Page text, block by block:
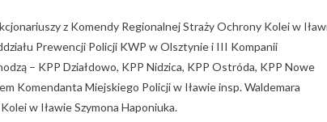
z Komendy Regionalnej Straży Ochrony Kolei w
Prewencji Policji KWP w Olsztynie i III Kompanii
– KPP Działdowo, KPP Nidzica, KPP Ostróda, KPP Nowe
Komendanta Miejskiego Policji w Iławie insp. Waldemara
w Iławie Szymona Haponiuka.